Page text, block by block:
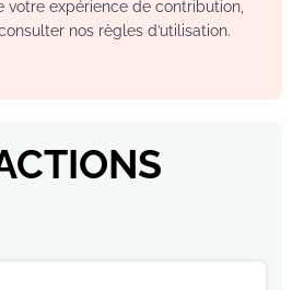
votre expérience de contribution,
nos règles d’utilisation.